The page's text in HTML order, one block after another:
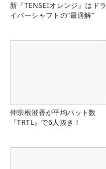
新『TENSEIオレンジ』はドラ
イバーシャフトの“最適解”
仲宗根澄香が平均パット数
『TRTL』で6人抜き！